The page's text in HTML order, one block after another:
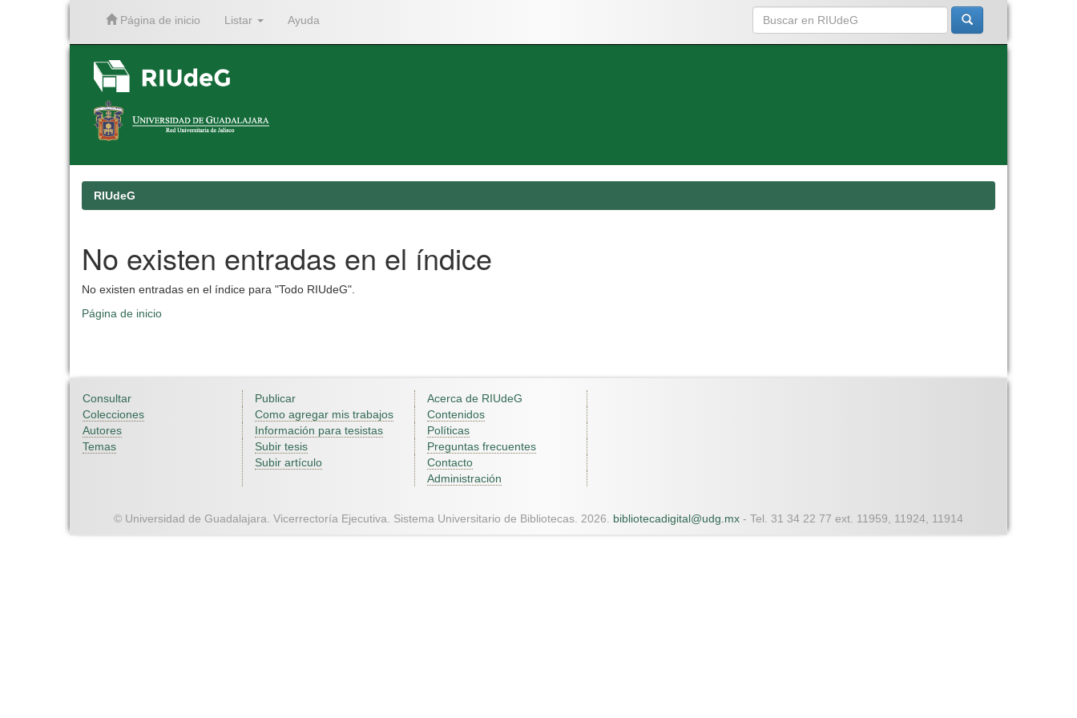
Página de inicio Listar Ayuda
RIUdeG
No existen entradas en el índice
No existen entradas en el índice para "Todo RIUdeG".
Página de inicio
Consultar
Colecciones
Autores
Temas
Publicar
Como agregar mis trabajos
Información para tesistas
Subir tesis
Subir artículo
Acerca de RIUdeG
Contenidos
Políticas
Preguntas frecuentes
Contacto
Administración
© Universidad de Guadalajara. Vicerrectoría Ejecutiva. Sistema Universitario de Bibliotecas. 2026. bibliotecadigital@udg.mx - Tel. 31 34 22 77 ext. 11959, 11924, 11914